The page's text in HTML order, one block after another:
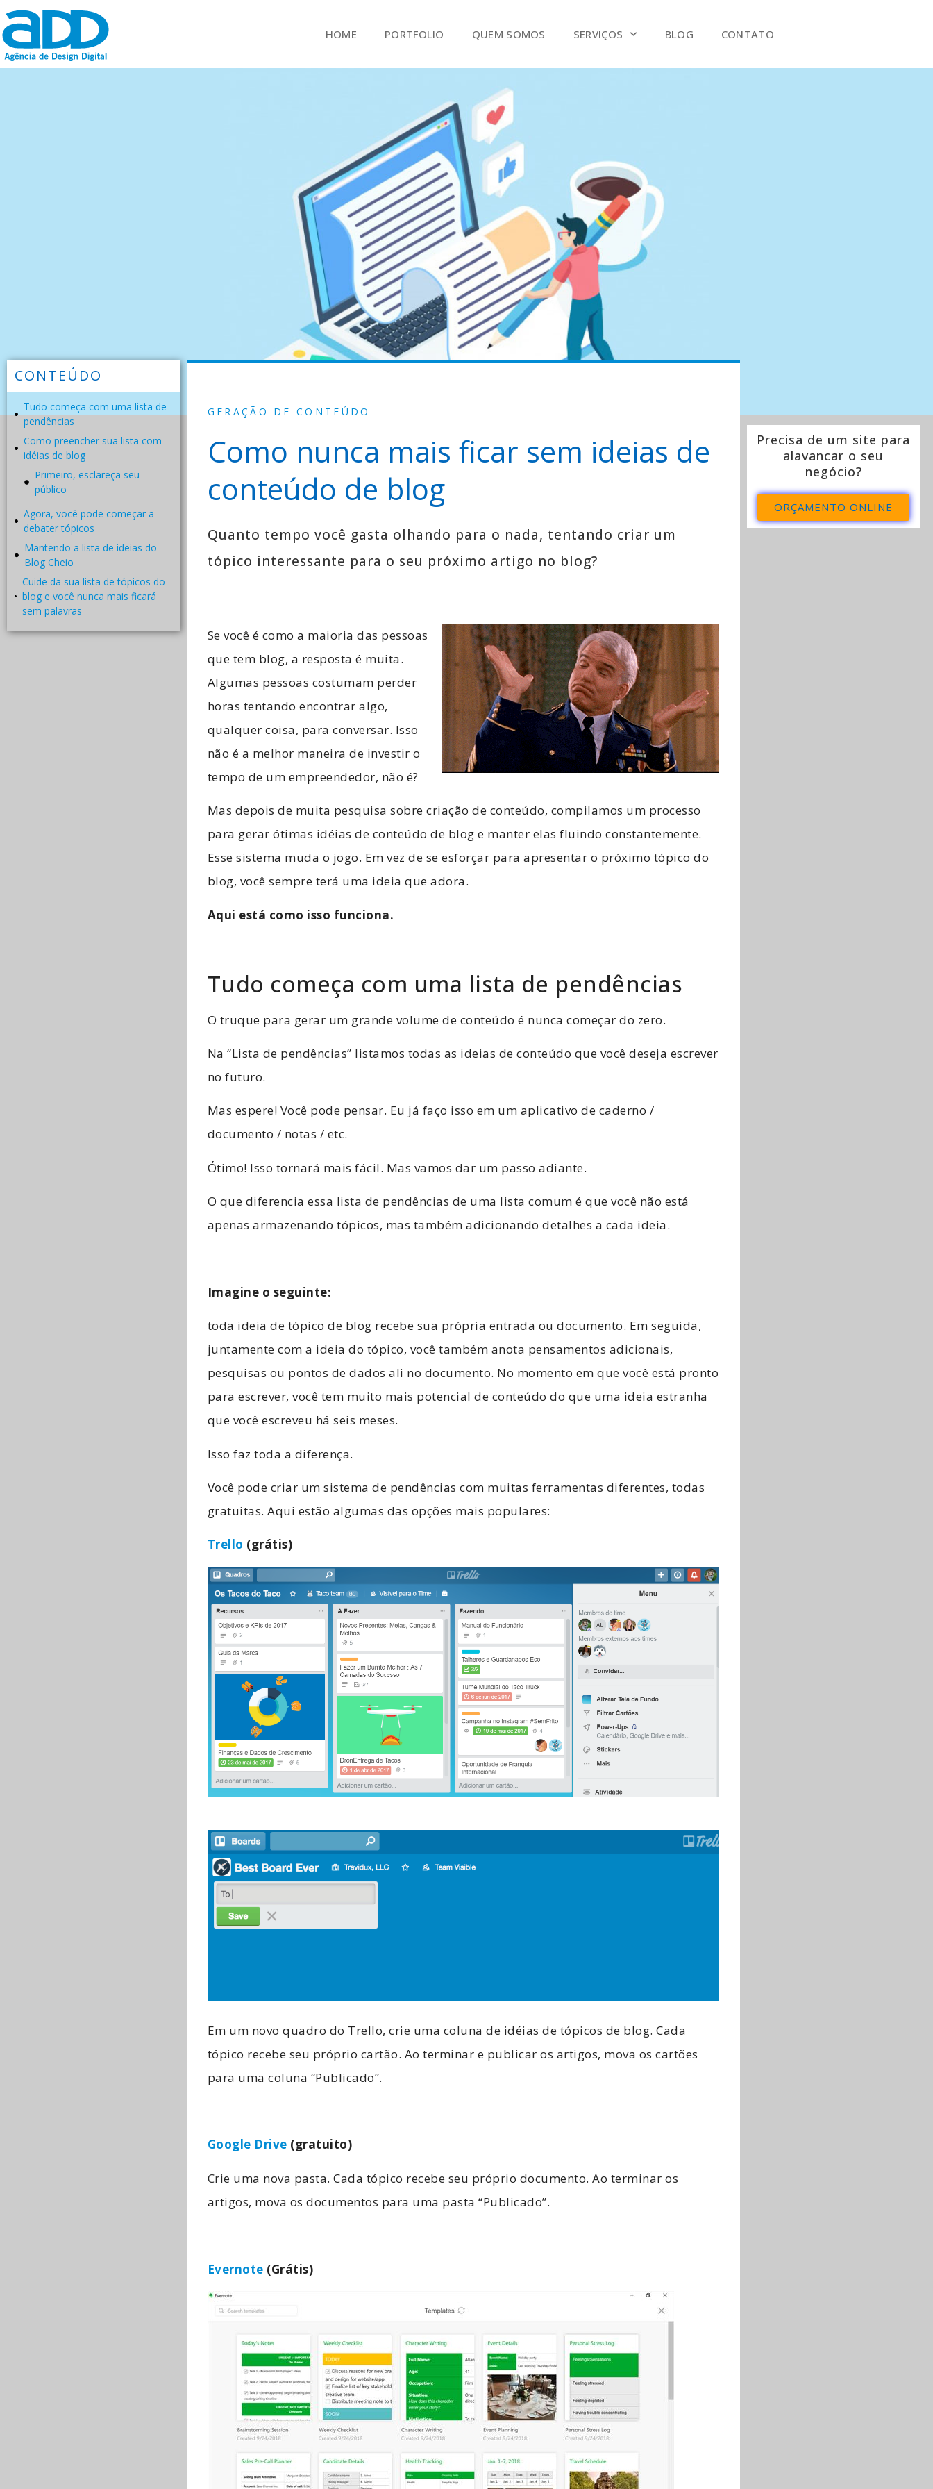
HOME PORTFOLIO QUEM SOMOS SERVIÇOS BLOG CONTATO
CONTEÚDO
Tudo começa com uma lista de
pendências
Como preencher sua lista com
idéias de blog
Primeiro, esclareça seu
público
Agora, você pode começar a
debater tópicos
Mantendo a lista de ideias do
Blog Cheio
Cuide da sua lista de tópicos do
blog e você nunca mais ficará
sem palavras
GERAÇÃO DE CONTEÚDO
Como nunca mais ficar sem ideias de
conteúdo de blog
Quanto tempo você gasta olhando para o nada, tentando criar um
tópico interessante para o seu próximo artigo no blog?
Se você é como a maioria das pessoas
que tem blog, a resposta é muita.
Algumas pessoas costumam perder
horas tentando encontrar algo,
qualquer coisa, para conversar. Isso
não é a melhor maneira de investir o
tempo de um empreendedor, não é?
Mas depois de muita pesquisa sobre criação de conteúdo, compilamos um processo
para gerar ótimas idéias de conteúdo de blog e manter elas fluindo constantemente.
Esse sistema muda o jogo. Em vez de se esforçar para apresentar o próximo tópico do
blog, você sempre terá uma ideia que adora.
Aqui está como isso funciona.
Tudo começa com uma lista de pendências
O truque para gerar um grande volume de conteúdo é nunca começar do zero.
Na “Lista de pendências” listamos todas as ideias de conteúdo que você deseja escrever
no futuro.
Mas espere! Você pode pensar. Eu já faço isso em um aplicativo de caderno /
documento / notas / etc.
Ótimo! Isso tornará mais fácil. Mas vamos dar um passo adiante.
O que diferencia essa lista de pendências de uma lista comum é que você não está
apenas armazenando tópicos, mas também adicionando detalhes a cada ideia.
Imagine o seguinte:
toda ideia de tópico de blog recebe sua própria entrada ou documento. Em seguida,
juntamente com a ideia do tópico, você também anota pensamentos adicionais,
pesquisas ou pontos de dados ali no documento. No momento em que você está pronto
para escrever, você tem muito mais potencial de conteúdo do que uma ideia estranha
que você escreveu há seis meses.
Isso faz toda a diferença.
Você pode criar um sistema de pendências com muitas ferramentas diferentes, todas
gratuitas. Aqui estão algumas das opções mais populares:
Trello (grátis)
Em um novo quadro do Trello, crie uma coluna de idéias de tópicos de blog. Cada
tópico recebe seu próprio cartão. Ao terminar e publicar os artigos, mova os cartões
para uma coluna “Publicado”.
Google Drive (gratuito)
Crie uma nova pasta. Cada tópico recebe seu próprio documento. Ao terminar os
artigos, mova os documentos para uma pasta “Publicado”.
Evernote (Grátis)
Precisa de um site para
alavancar o seu
negócio?
ORÇAMENTO ONLINE